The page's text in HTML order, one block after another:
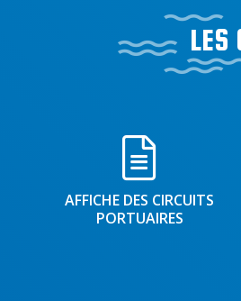
LES
AFFICHE DES CIRCUITS
PORTUAIRES